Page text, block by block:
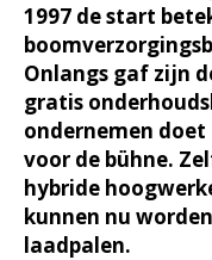
1997 de start
Onlangs gaf zijn
gratis
ondernemen
voor de bühne.
hybride
kunnen nu
laadpalen.